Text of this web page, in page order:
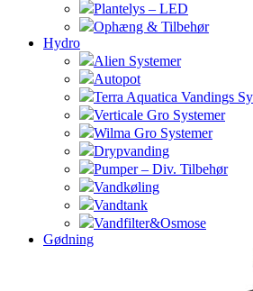
Plantelys – LED
Ophæng & Tilbehør
Hydro
Alien Systemer
Autopot
Terra Aquatica Vandings
Verticale Gro Systemer
Wilma Gro Systemer
Drypvanding
Pumper – Div. Tilbehør
Vandkøling
Vandtank
Vandfilter&Osmose
Gødning